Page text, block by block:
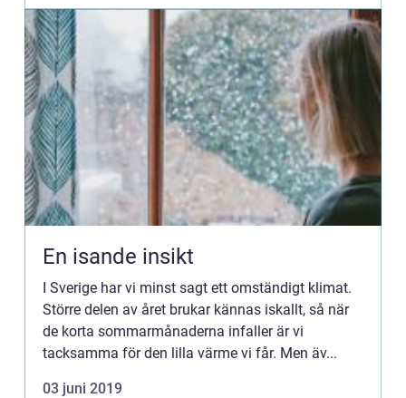
En isande insikt
I Sverige har vi minst sagt ett omständigt klimat.
Större delen av året brukar kännas iskallt, så när
de korta sommarmånaderna infaller är vi
tacksamma för den lilla värme vi får. Men äv...
03 juni 2019